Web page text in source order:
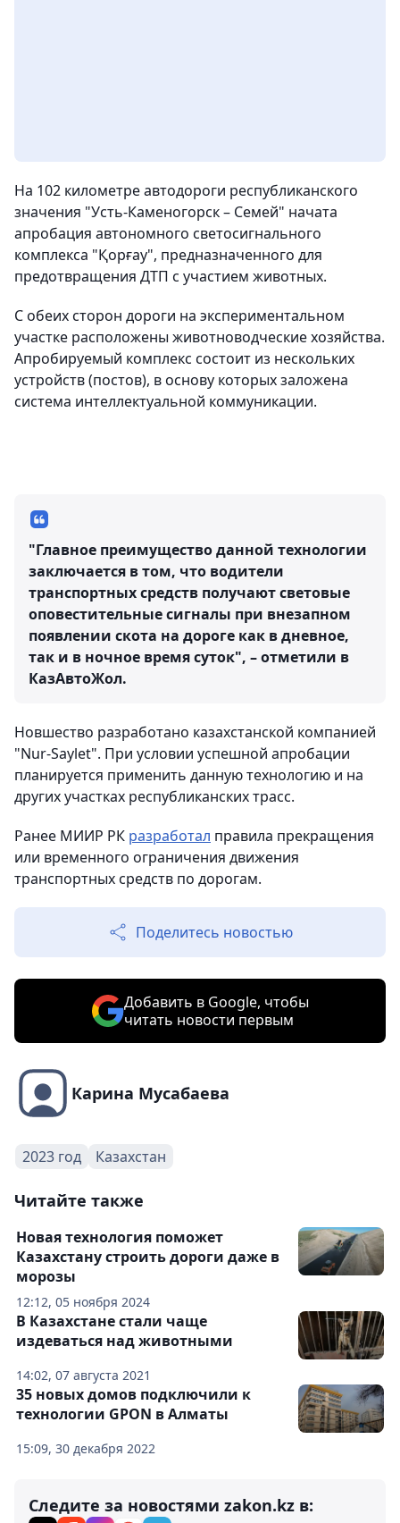
На 102 километре автодороги республиканского
значения "Усть-Каменогорск – Семей" начата
апробация автономного светосигнального
комплекса "Қорғау", предназначенного для
предотвращения ДТП с участием животных.
С обеих сторон дороги на экспериментальном
участке расположены животноводческие хозяйства.
Апробируемый комплекс состоит из нескольких
устройств (постов), в основу которых заложена
система интеллектуальной коммуникации.
"Главное преимущество данной технологии
заключается в том, что водители
транспортных средств получают световые
оповестительные сигналы при внезапном
появлении скота на дороге как в дневное,
так и в ночное время суток", – отметили в
КазАвтоЖол.
Новшество разработано казахстанской компанией
"Nur-Saylet". При условии успешной апробации
планируется применить данную технологию и на
других участках республиканских трасс.
Ранее МИИР РК разработал правила прекращения
или временного ограничения движения
транспортных средств по дорогам.
Поделитесь новостью
Добавить в Google, чтобы
читать новости первым
Карина Мусабаева
2023 год Казахстан
Читайте также
12:12, 05 ноября 2024
Новая технология поможет
Казахстану строить дороги даже в
морозы
14:02, 07 августа 2021
В Казахстане стали чаще
издеваться над животными
15:09, 30 декабря 2022
35 новых домов подключили к
технологии GPON в Алматы
Следите за новостями zakon.kz в: